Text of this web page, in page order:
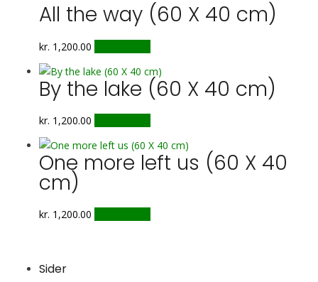
All the way (60 X 40 cm)
kr. 1,200.00
By the lake (60 X 40 cm)
kr. 1,200.00
One more left us (60 X 40
cm)
kr. 1,200.00
Sider